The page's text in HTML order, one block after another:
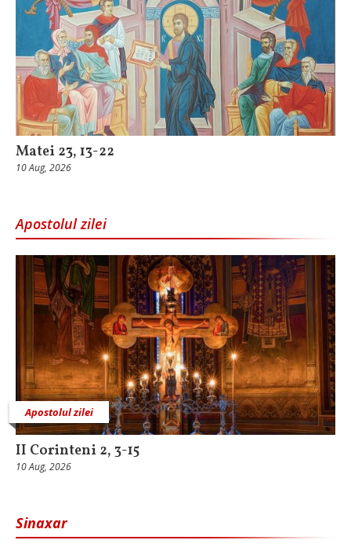
Matei 23, 13-22
10 Aug, 2026
Apostolul zilei
Apostolul zilei
II Corinteni 2, 3-15
10 Aug, 2026
Sinaxar